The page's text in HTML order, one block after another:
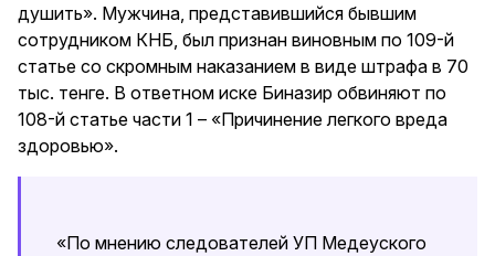
душить». Мужчина, представившийся бывшим
сотрудником КНБ, был признан виновным по 109-й
статье со скромным наказанием в виде штрафа в 70
тыс. тенге. В ответном иске Биназир обвиняют по
108-й статье части 1 – «Причинение легкого вреда
здоровью».
«По мнению следователей УП Медеуского